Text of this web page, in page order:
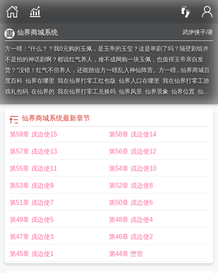
武伊侠子/著
仙界商城系统
方一暻：“什么？？我0元购的玉佩，是玉帝的玉玺？这是串剧了吗？隔壁剧组并
不是拍的神话剧啊？都说红气养人，难不成网购一块玉佩，也值得玉帝亲自发
货？”没错！红气不但养人，还能胁迫方一暻乱入神仙阵营。方一暻...仙界商城百
度百科 仙界在哪里 我在仙界打零工红包版 仙界入口在哪里 我在仙界打零工游
戏礼包码 在仙界的 我在仙界打零工兑换码 仙界风景 仙界景象 仙界位置 仙界
用的是什么钱在仙界玩网游txt仙界景色仙界商城兑换系统我在仙界抢红包
我在仙界打零工游戏 仙界入口
到 我在仙界打零工
仙界商城系统最新章节
第59章 戌边使15 第58章 戌边使14
第57章 戌边使13 第56章 戌边使12
第55章 戌边使11 第54章 戌边使10
第53章 戍边使9 第52章 戍边使8
第51章 戍边使7 第50章 戍边使6
第49章 戍边使5 第48章 戍边使4
第47章 戍边使3 第46章 戍边使2
第45章 戍边使1 第44章 堕世